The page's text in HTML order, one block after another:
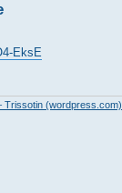
EksE
Trissotin (wordpress.com)